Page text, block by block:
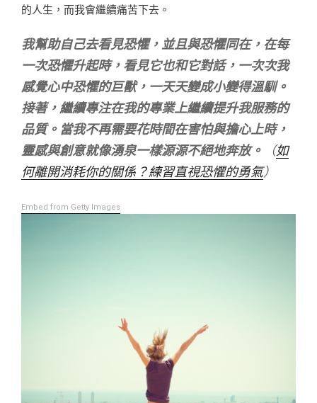
的人生，而我會繼續痛苦下去。
我幫助自己去看見恐懼，並且與恐懼同在，在每
一次恐懼升起時，看見它也和它對話，一次次我
感覺心中恐懼的巨獸，一天天變成小變得溫馴。
接著，繼續專注在我的專業上繼續提升我服務的
品質。當我不再需要花時間在害怕與擔心上時，
靈感與創意就像湧泉一樣源源不絕地奔放。
（如
何離開消耗你的關係？練習直視恐懼的勇氣）
Embed from Getty Images